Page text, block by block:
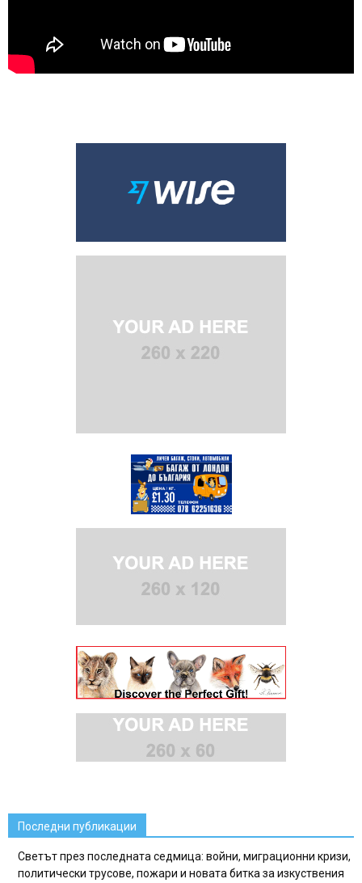
Последни публикации
Светът през последната седмица: войни, миграционни кризи,
политически трусове, пожари и новата битка за изкуствения